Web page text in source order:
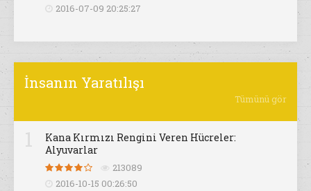
2016-07-09 20:25:27
İnsanın Yaratılışı
Tümünü gör
Kana Kırmızı Rengini Veren Hücreler:
Alyuvarlar
213089
2016-10-15 00:26:50